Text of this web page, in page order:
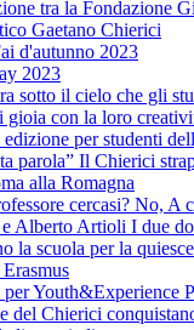
tra la Fondazione
Gaetano Chierici
d'autunno 2023
2023
sotto il cielo che gli
gioia con la loro
per studenti
parola” Il Chierici
alla Romagna
cercasi? No, A
Alberto Artioli I due
la scuola per la
Youth&Experience
del Chierici